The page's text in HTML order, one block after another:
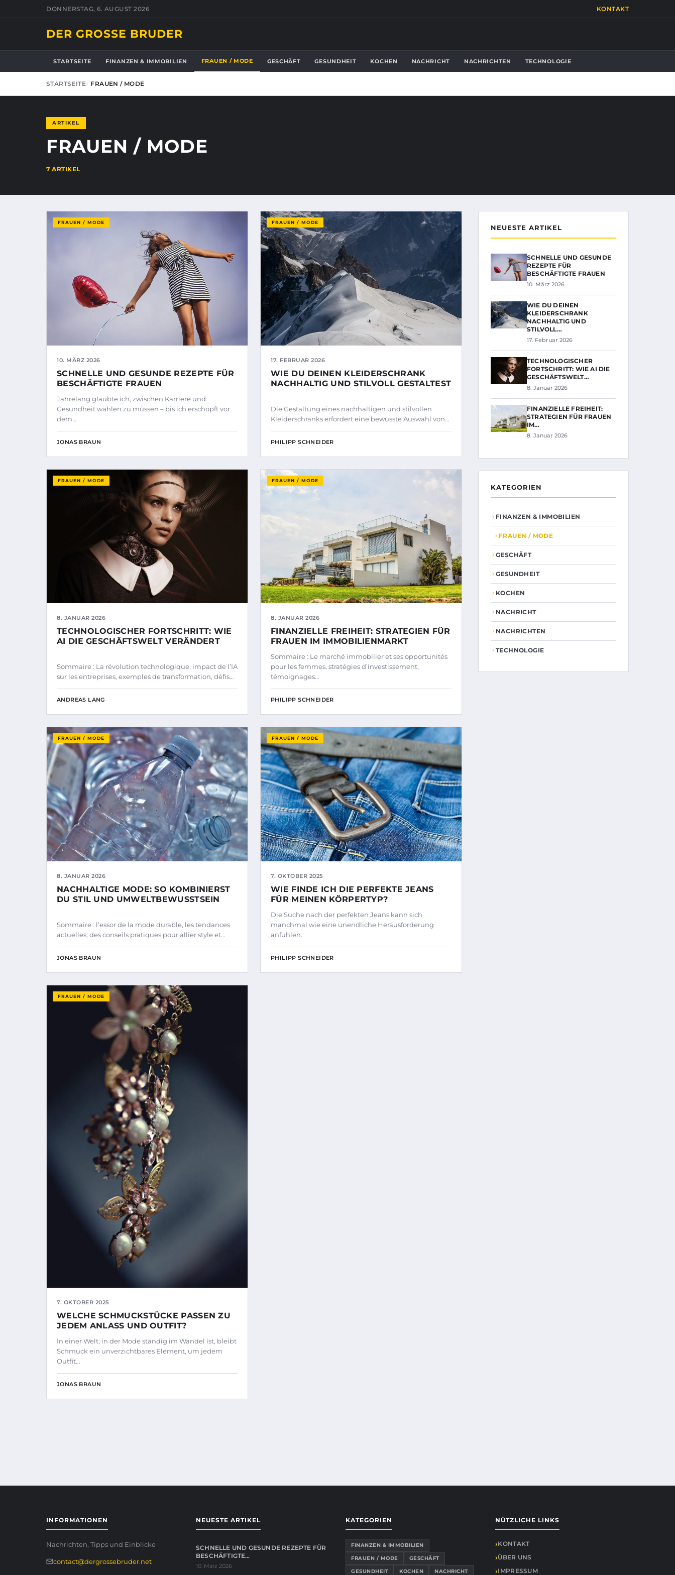
DONNERSTAG, 6. AUGUST 2026 KONTAKT
DER GROSSE BRUDER
STARTSEITE FINANZEN & IMMOBILIEN FRAUEN / MODE GESCHÄFT GESUNDHEIT KOCHEN NACHRICHT NACHRICHTEN TECHNOLOGIE
STARTSEITE FRAUEN / MODE
ARTIKEL
FRAUEN / MODE
7 ARTIKEL
FRAUEN / MODE
10. MÄRZ 2026
SCHNELLE UND GESUNDE REZEPTE FÜR
BESCHÄFTIGTE FRAUEN
Jahrelang glaubte ich, zwischen Karriere und
Gesundheit wählen zu müssen – bis ich erschöpft vor
dem…
JONAS BRAUN
FRAUEN / MODE
17. FEBRUAR 2026
WIE DU DEINEN KLEIDERSCHRANK
NACHHALTIG UND STILVOLL GESTALTEST
Die Gestaltung eines nachhaltigen und stilvollen
Kleiderschranks erfordert eine bewusste Auswahl von…
PHILIPP SCHNEIDER
FRAUEN / MODE
8. JANUAR 2026
TECHNOLOGISCHER FORTSCHRITT: WIE
AI DIE GESCHÄFTSWELT VERÄNDERT
Sommaire : La révolution technologique, impact de l’IA
sur les entreprises, exemples de transformation, défis…
ANDREAS LANG
FRAUEN / MODE
8. JANUAR 2026
FINANZIELLE FREIHEIT: STRATEGIEN FÜR
FRAUEN IM IMMOBILIENMARKT
Sommaire : Le marché immobilier et ses opportunités
pour les femmes, stratégies d’investissement,
témoignages…
PHILIPP SCHNEIDER
FRAUEN / MODE
8. JANUAR 2026
NACHHALTIGE MODE: SO KOMBINIERST
DU STIL UND UMWELTBEWUSSTSEIN
Sommaire : l’essor de la mode durable, les tendances
actuelles, des conseils pratiques pour allier style et…
JONAS BRAUN
FRAUEN / MODE
7. OKTOBER 2025
WIE FINDE ICH DIE PERFEKTE JEANS
FÜR MEINEN KÖRPERTYP?
Die Suche nach der perfekten Jeans kann sich
manchmal wie eine unendliche Herausforderung
anfühlen.
PHILIPP SCHNEIDER
FRAUEN / MODE
7. OKTOBER 2025
WELCHE SCHMUCKSTÜCKE PASSEN ZU
JEDEM ANLASS UND OUTFIT?
In einer Welt, in der Mode ständig im Wandel ist, bleibt
Schmuck ein unverzichtbares Element, um jedem
Outfit…
JONAS BRAUN
NEUESTE ARTIKEL
SCHNELLE UND GESUNDE
REZEPTE FÜR
BESCHÄFTIGTE FRAUEN
10. März 2026
WIE DU DEINEN
KLEIDERSCHRANK
NACHHALTIG UND
STILVOLL…
17. Februar 2026
TECHNOLOGISCHER
FORTSCHRITT: WIE AI DIE
GESCHÄFTSWELT…
8. Januar 2026
FINANZIELLE FREIHEIT:
STRATEGIEN FÜR FRAUEN
IM…
8. Januar 2026
KATEGORIEN
FINANZEN & IMMOBILIEN
FRAUEN / MODE
GESCHÄFT
GESUNDHEIT
KOCHEN
NACHRICHT
NACHRICHTEN
TECHNOLOGIE
INFORMATIONEN
Nachrichten, Tipps und Einblicke
contact@dergrossebruder.net
NEUESTE ARTIKEL
SCHNELLE UND GESUNDE REZEPTE FÜR
BESCHÄFTIGTE…
10. März 2026
KATEGORIEN
FINANZEN & IMMOBILIEN
FRAUEN / MODE
GESCHÄFT
GESUNDHEIT
KOCHEN NACHRICHT
NÜTZLICHE LINKS
KONTAKT
ÜBER UNS
IMPRESSUM